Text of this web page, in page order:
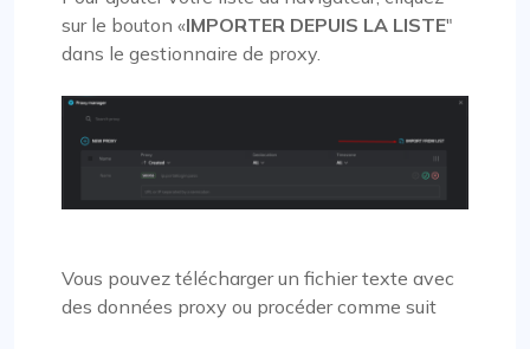
sur le bouton «IMPORTER DEPUIS LA LISTE"
dans le gestionnaire de proxy.
Vous pouvez télécharger un fichier texte avec
des données proxy ou procéder comme suit